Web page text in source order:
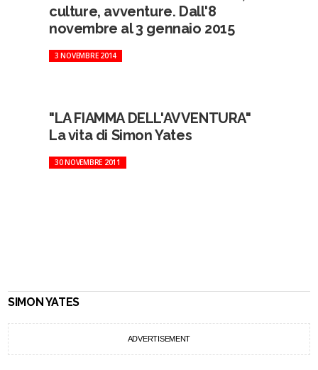
culture, avventure. Dall'8
novembre al 3 gennaio 2015
3 NOVEMBRE 2014
"LA FIAMMA DELL'AVVENTURA"
La vita di Simon Yates
30 NOVEMBRE 2011
SIMON YATES
ADVERTISEMENT